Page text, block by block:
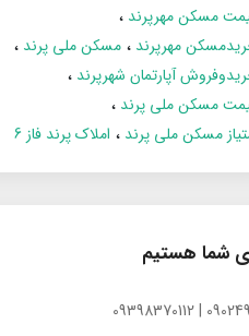
مسکن مهرپرند
مهرپرند
مسکن ملی پرند
آپارتمان شهرپرند
مسکن ملی پرند
مسکن ملی پرند
املاک پرند فاز 6
شما هستیم